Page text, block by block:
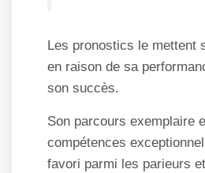
Les pronostics le mettent
en raison de sa
son succès.
Son parcours exemplaire
compétences
favori parmi les parieurs